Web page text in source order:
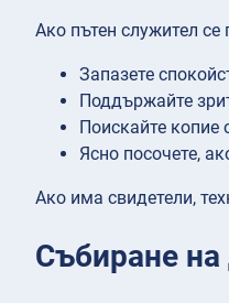
Ако пътен служител
Запазете
Поддържайте
Поискайте копие
Ясно посочете,
Ако има свидетели,
Събиране на